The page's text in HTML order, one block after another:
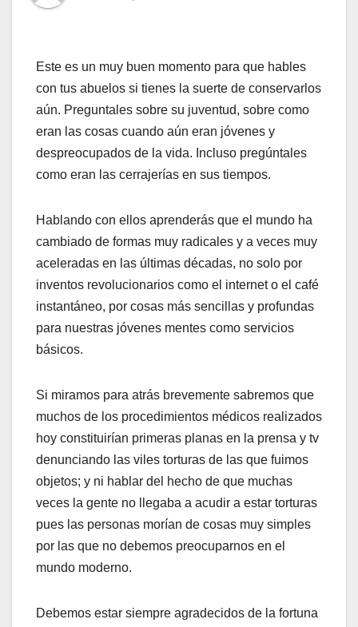
Este es un muy buen momento para que hables
con tus abuelos si tienes la suerte de conservarlos
aún. Preguntales sobre su juventud, sobre como
eran las cosas cuando aún eran jóvenes y
despreocupados de la vida. Incluso pregúntales
como eran las cerrajerías en sus tiempos.
Hablando con ellos aprenderás que el mundo ha
cambiado de formas muy radicales y a veces muy
aceleradas en las últimas décadas, no solo por
inventos revolucionarios como el internet o el café
instantáneo, por cosas más sencillas y profundas
para nuestras jóvenes mentes como servicios
básicos.
Si miramos para atrás brevemente sabremos que
muchos de los procedimientos médicos realizados
hoy constituirían primeras planas en la prensa y tv
denunciando las viles torturas de las que fuimos
objetos; y ni hablar del hecho de que muchas
veces la gente no llegaba a acudir a estar torturas
pues las personas morían de cosas muy simples
por las que no debemos preocuparnos en el
mundo moderno.
Debemos estar siempre agradecidos de la fortuna